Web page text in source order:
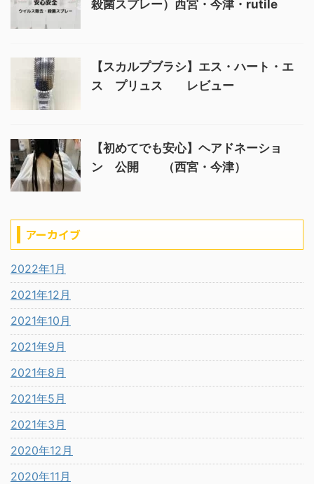
殺菌スプレー）西宮・今津・rutile
【スカルプブラシ】エス・ハート・エ
ス プリュス レビュー
【初めてでも安心】ヘアドネーショ
ン 公開 （西宮・今津）
アーカイブ
2022年1月
2021年12月
2021年10月
2021年9月
2021年8月
2021年5月
2021年3月
2020年12月
2020年11月